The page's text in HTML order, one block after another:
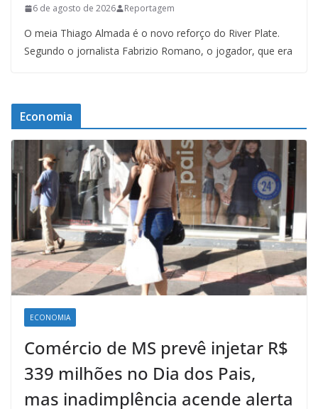
6 de agosto de 2026 Reportagem
O meia Thiago Almada é o novo reforço do River Plate.
Segundo o jornalista Fabrizio Romano, o jogador, que era
Economia
ECONOMIA
Comércio de MS prevê injetar R$
339 milhões no Dia dos Pais,
mas inadimplência acende alerta